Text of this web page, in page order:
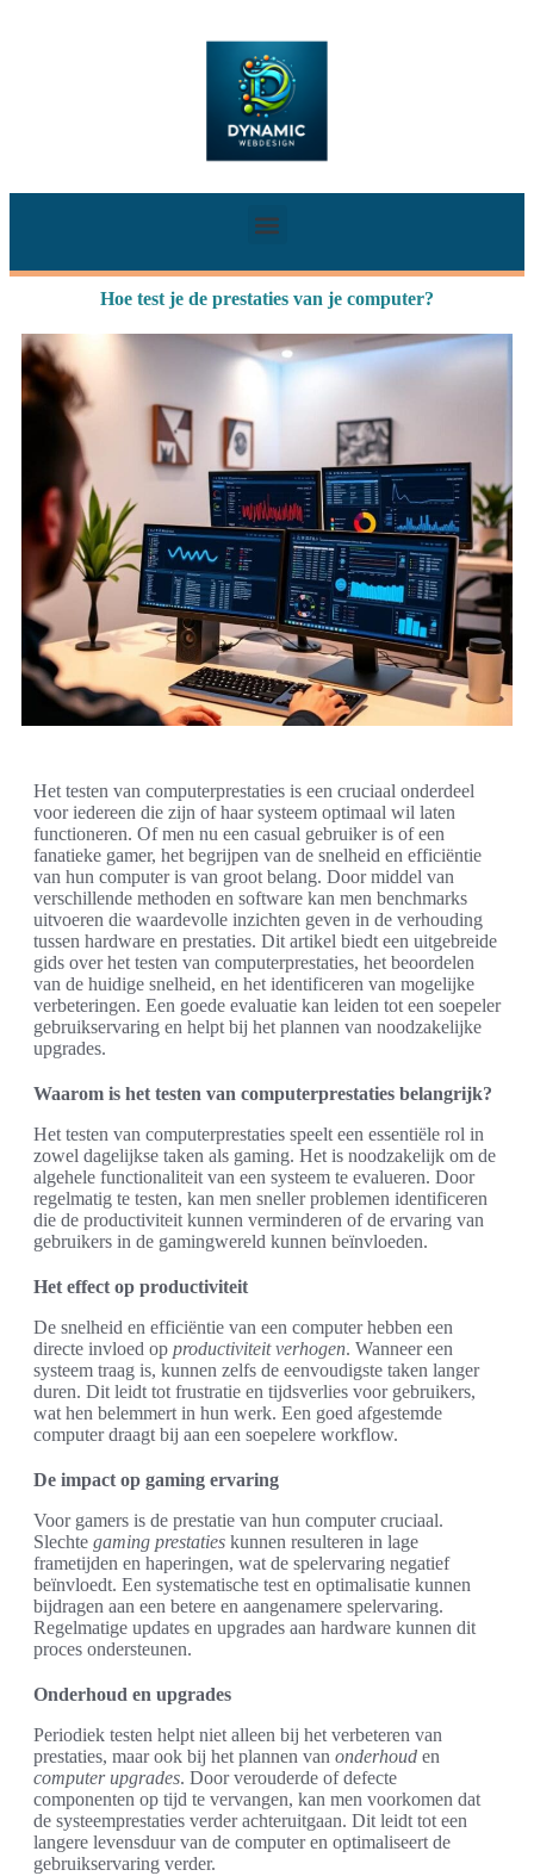
Hoe test je de prestaties van je computer?
Het testen van computerprestaties is een cruciaal onderdeel
voor iedereen die zijn of haar systeem optimaal wil laten
functioneren. Of men nu een casual gebruiker is of een
fanatieke gamer, het begrijpen van de snelheid en efficiëntie
van hun computer is van groot belang. Door middel van
verschillende methoden en software kan men benchmarks
uitvoeren die waardevolle inzichten geven in de verhouding
tussen hardware en prestaties. Dit artikel biedt een uitgebreide
gids over het testen van computerprestaties, het beoordelen
van de huidige snelheid, en het identificeren van mogelijke
verbeteringen. Een goede evaluatie kan leiden tot een soepeler
gebruikservaring en helpt bij het plannen van noodzakelijke
upgrades.
Waarom is het testen van computerprestaties belangrijk?
Het testen van computerprestaties speelt een essentiële rol in
zowel dagelijkse taken als gaming. Het is noodzakelijk om de
algehele functionaliteit van een systeem te evalueren. Door
regelmatig te testen, kan men sneller problemen identificeren
die de productiviteit kunnen verminderen of de ervaring van
gebruikers in de gamingwereld kunnen beïnvloeden.
Het effect op productiviteit
De snelheid en efficiëntie van een computer hebben een
directe invloed op productiviteit verhogen. Wanneer een
systeem traag is, kunnen zelfs de eenvoudigste taken langer
duren. Dit leidt tot frustratie en tijdsverlies voor gebruikers,
wat hen belemmert in hun werk. Een goed afgestemde
computer draagt bij aan een soepelere workflow.
De impact op gaming ervaring
Voor gamers is de prestatie van hun computer cruciaal.
Slechte gaming prestaties kunnen resulteren in lage
frametijden en haperingen, wat de spelervaring negatief
beïnvloedt. Een systematische test en optimalisatie kunnen
bijdragen aan een betere en aangenamere spelervaring.
Regelmatige updates en upgrades aan hardware kunnen dit
proces ondersteunen.
Onderhoud en upgrades
Periodiek testen helpt niet alleen bij het verbeteren van
prestaties, maar ook bij het plannen van onderhoud en
computer upgrades. Door verouderde of defecte
componenten op tijd te vervangen, kan men voorkomen dat
de systeemprestaties verder achteruitgaan. Dit leidt tot een
langere levensduur van de computer en optimaliseert de
gebruikservaring verder.